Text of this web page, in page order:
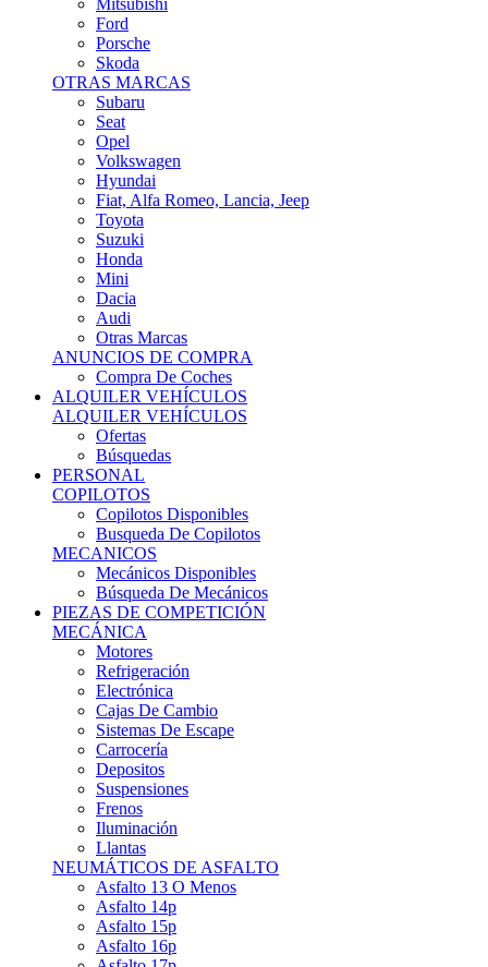
Porsche
Skoda
OTRAS MARCAS
Subaru
Seat
Opel
Volkswagen
Hyundai
Fiat, Alfa Romeo, Lancia, Jeep
Toyota
Suzuki
Honda
Mini
Dacia
Audi
Otras Marcas
ANUNCIOS DE COMPRA
Compra De Coches
ALQUILER VEHÍCULOS
ALQUILER VEHÍCULOS
Ofertas
Búsquedas
PERSONAL
COPILOTOS
Copilotos Disponibles
Busqueda De Copilotos
MECANICOS
Mecánicos Disponibles
Búsqueda De Mecánicos
PIEZAS DE COMPETICIÓN
MECÁNICA
Motores
Refrigeración
Electrónica
Cajas De Cambio
Sistemas De Escape
Carrocería
Depositos
Suspensiones
Frenos
Iluminación
Llantas
NEUMÁTICOS DE ASFALTO
Asfalto 13 O Menos
Asfalto 14p
Asfalto 15p
Asfalto 16p
Asfalto 17p
Asfalto >= 18p